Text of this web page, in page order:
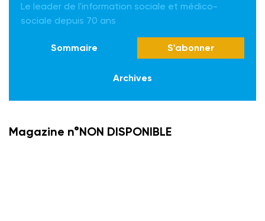
Le leader de l'information sociale et médico-
sociale depuis 70 ans
Sommaire S'abonner
Archives
Magazine n°NON DISPONIBLE